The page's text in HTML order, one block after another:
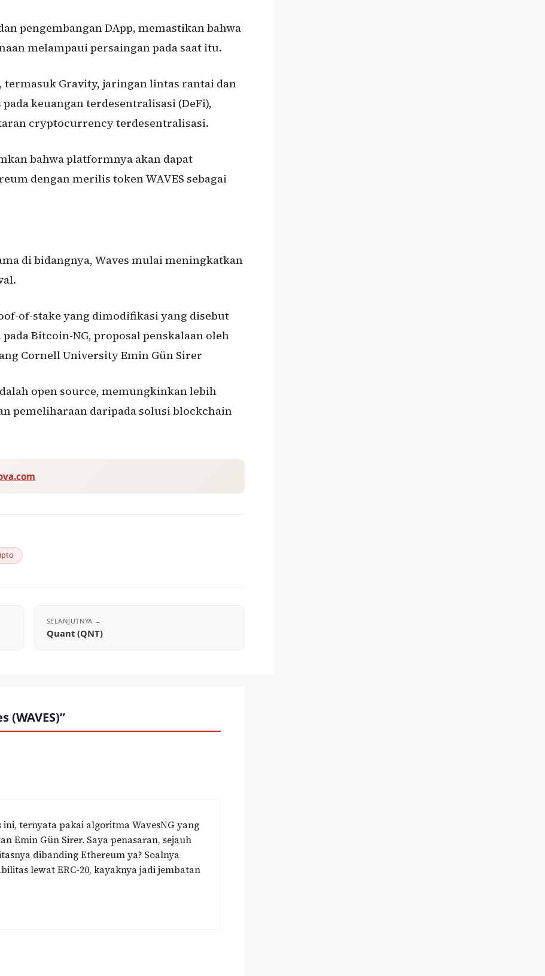
pengembangan DApp, memastikan bahwa
melampaui persaingan pada saat itu.
Gravity, jaringan lintas rantai dan
keuangan terdesentralisasi (DeFi),
cryptocurrency terdesentralisasi.
bahwa platformnya akan dapat
dengan merilis token WAVES sebagai
di bidangnya, Waves mulai meningkatkan
of-stake yang dimodifikasi yang disebut
Bitcoin-NG, proposal penskalaan oleh
Cornell University Emin Gün Sirer
open source, memungkinkan lebih
pemeliharaan daripada solusi blockchain
Quant (QNT)
(WAVES)”
ini, ternyata pakai algoritma WavesNG yang
Emin Gün Sirer. Saya penasaran, sejauh
dibanding Ethereum ya? Soalnya
lewat ERC-20, kayaknya jadi jembatan